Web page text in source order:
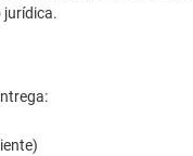
jurídica.